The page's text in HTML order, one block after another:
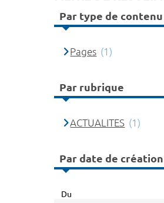
Par type de contenu
Pages (1)
Par rubrique
ACTUALITES (1)
Par date de création
Du